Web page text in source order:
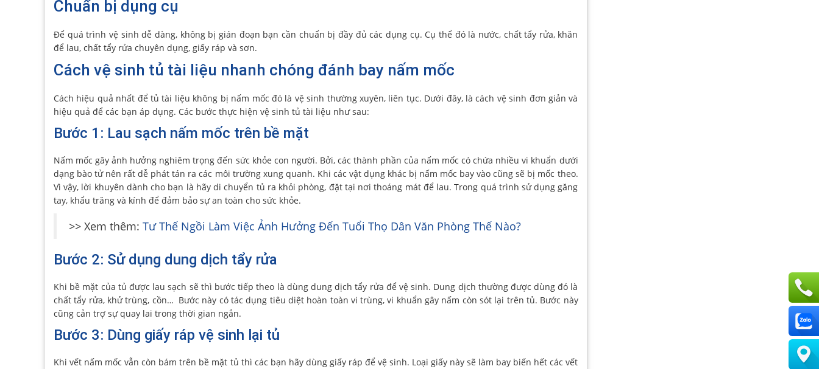
Chuẩn bị dụng cụ
Để quá trình vệ sinh dễ dàng, không bị gián đoạn bạn cần chuẩn bị đầy đủ các dụng cụ. Cụ thể đó là nước, chất tẩy rửa, khăn
để lau, chất tẩy rửa chuyên dụng, giấy ráp và sơn.
Cách vệ sinh tủ tài liệu nhanh chóng đánh bay nấm mốc
Cách hiệu quả nhất để tủ tài liệu không bị nấm mốc đó là vệ sinh thường xuyên, liên tục. Dưới đây, là cách vệ sinh đơn giản và
hiệu quả để các bạn áp dụng. Các bước thực hiện vệ sinh tủ tài liệu như sau:
Bước 1: Lau sạch nấm mốc trên bề mặt
Nấm mốc gây ảnh hưởng nghiêm trọng đến sức khỏe con người. Bởi, các thành phần của nấm mốc có chứa nhiều vi khuẩn dưới
dạng bào tử nên rất dễ phát tán ra các môi trường xung quanh. Khi các vật dụng khác bị nấm mốc bay vào cũng sẽ bị mốc theo.
Vì vậy, lời khuyên dành cho bạn là hãy di chuyển tủ ra khỏi phòng, đặt tại nơi thoáng mát để lau. Trong quá trình sử dụng găng
tay, khẩu trăng và kính để đảm bảo sự an toàn cho sức khỏe.
>> Xem thêm: Tư Thế Ngồi Làm Việc Ảnh Hưởng Đến Tuổi Thọ Dân Văn Phòng Thế Nào?
Bước 2: Sử dụng dung dịch tẩy rửa
Khi bề mặt của tủ được lau sạch sẽ thì bước tiếp theo là dùng dung dịch tẩy rửa để vệ sinh. Dung dịch thường được dùng đó là
chất tẩy rửa, khử trùng, cồn… Bước này có tác dụng tiêu diệt hoàn toàn vi trùng, vi khuẩn gây nấm còn sót lại trên tủ. Bước này
cũng cản trợ sự quay lai trong thời gian ngắn.
Bước 3: Dùng giấy ráp vệ sinh lại tủ
Khi vết nấm mốc vẫn còn bám trên bề mặt tủ thì các bạn hãy dùng giấy ráp để vệ sinh. Loại giấy này sẽ làm bay biến hết các vết